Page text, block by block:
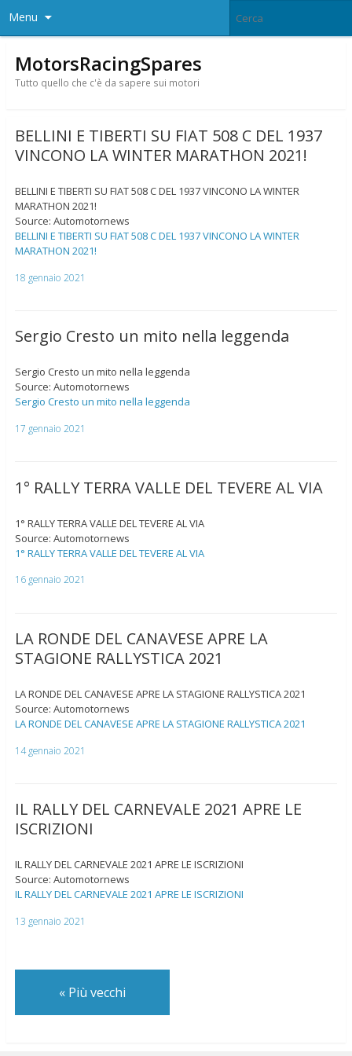
Menu
MotorsRacingSpares
Tutto quello che c'è da sapere sui motori
BELLINI E TIBERTI SU FIAT 508 C DEL 1937
VINCONO LA WINTER MARATHON 2021!
BELLINI E TIBERTI SU FIAT 508 C DEL 1937 VINCONO LA WINTER
MARATHON 2021!
Source: Automotornews
BELLINI E TIBERTI SU FIAT 508 C DEL 1937 VINCONO LA WINTER
MARATHON 2021!
18 gennaio 2021
Sergio Cresto un mito nella leggenda
Sergio Cresto un mito nella leggenda
Source: Automotornews
Sergio Cresto un mito nella leggenda
17 gennaio 2021
1° RALLY TERRA VALLE DEL TEVERE AL VIA
1° RALLY TERRA VALLE DEL TEVERE AL VIA
Source: Automotornews
1° RALLY TERRA VALLE DEL TEVERE AL VIA
16 gennaio 2021
LA RONDE DEL CANAVESE APRE LA
STAGIONE RALLYSTICA 2021
LA RONDE DEL CANAVESE APRE LA STAGIONE RALLYSTICA 2021
Source: Automotornews
LA RONDE DEL CANAVESE APRE LA STAGIONE RALLYSTICA 2021
14 gennaio 2021
IL RALLY DEL CARNEVALE 2021 APRE LE
ISCRIZIONI
IL RALLY DEL CARNEVALE 2021 APRE LE ISCRIZIONI
Source: Automotornews
IL RALLY DEL CARNEVALE 2021 APRE LE ISCRIZIONI
13 gennaio 2021
«Più vecchi